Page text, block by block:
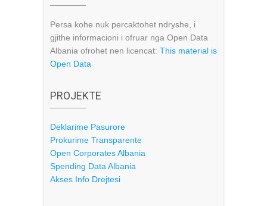
Persa kohe nuk percaktohet ndryshe, i
gjithe informacioni i ofruar nga Open Data
Albania ofrohet nen licencat: This material is
Open Data
PROJEKTE
Deklarime Pasurore
Prokurime Transparente
Open Corporates Albania
Spending Data Albania
Akses Info Drejtesi